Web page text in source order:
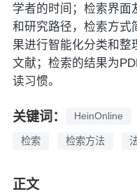
学者的时间；检索界面
和研究路径，检索方式
果进行智能化分类和整
文献；检索的结果为
读习惯。
关键词： HeinOnline
检索 检索方法
正文